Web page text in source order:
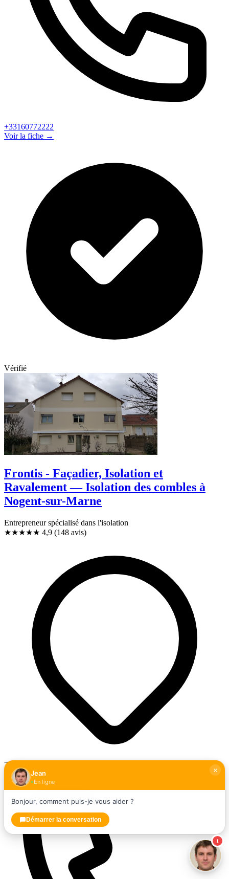
+33160772222
Voir la fiche →
Vérifié
Frontis - Façadier, Isolation et
Ravalement — Isolation des combles à
Nogent-sur-Marne
Entrepreneur spécialisé dans l'isolation
★★★★★ 4,9 (148 avis)
72 Av. Roger Salengro, 94500 Champigny-sur-Marne
1
Jean
En ligne
Bonjour, comment puis-je vous aider ?
Démarrer la conversation